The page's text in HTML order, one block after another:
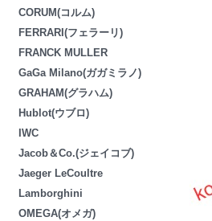
CORUM(コルム)
FERRARI(フェラーリ)
FRANCK MULLER
GaGa Milano(ガガミラノ)
GRAHAM(グラハム)
Hublot(ウブロ)
IWC
Jacob＆Co.(ジェイコブ)
Jaeger LeCoultre
Lamborghini
OMEGA(オメガ)